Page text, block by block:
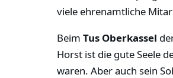
viele ehrenamtliche
Beim Tus Oberkassel
Horst ist die gute Seele
waren. Aber auch sein